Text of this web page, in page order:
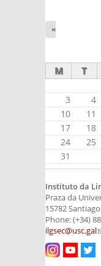
«
M T
3
4
10
11
17
18
24
25
31
Instituto da
Praza da
15782
Phone: (+34)
ilgsec@usc.gal